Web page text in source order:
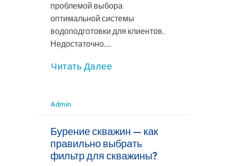
проблемой выбора
оптимальной системы
водоподготовки для клиентов.
Недостаточно...
Читать Далее
Admin
Бурение скважин — как
правильно выбрать
фильтр для скважины?